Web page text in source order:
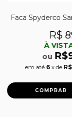
Faca Spyderco
R$
À
ou
em até 6 x de